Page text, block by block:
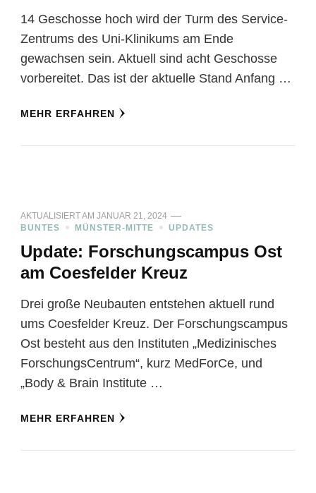
14 Geschosse hoch wird der Turm des Service-
Zentrums des Uni-Klinikums am Ende
gewachsen sein. Aktuell sind acht Geschosse
vorbereitet. Das ist der aktuelle Stand Anfang …
MEHR ERFAHREN
AKTUALISIERT AM JANUAR 21, 2024
BUNTES
MÜNSTER-MITTE UPDATES
Update: Forschungscampus Ost
am Coesfelder Kreuz
Drei große Neubauten entstehen aktuell rund
ums Coesfelder Kreuz. Der Forschungscampus
Ost besteht aus den Instituten „Medizinisches
ForschungsCentrum“, kurz MedForCe, und
„Body & Brain Institute …
MEHR ERFAHREN